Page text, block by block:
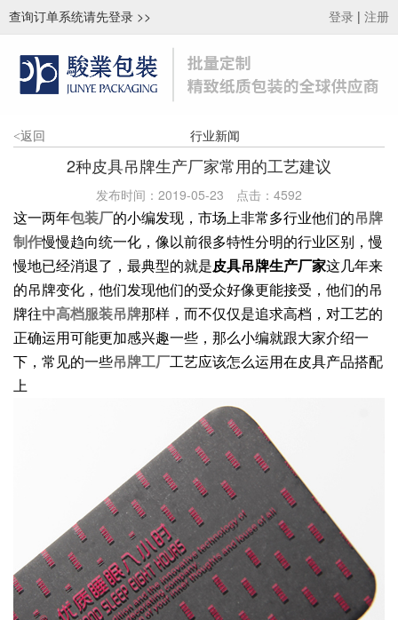
查询订单系统请先登录 >> 登录 | 注册
<返回 行业新闻
2种皮具吊牌生产厂家常用的工艺建议
发布时间：2019-05-23 点击： 4592
这一两年包装厂的小编发现，市场上非常多行业他们的吊牌
制作慢慢趋向统一化，像以前很多特性分明的行业区别，慢
慢地已经消退了，最典型的就是皮具吊牌生产厂家这几年来
的吊牌变化，他们发现他们的受众好像更能接受，他们的吊
牌往中高档服装吊牌那样，而不仅仅是追求高档，对工艺的
正确运用可能更加感兴趣一些，那么小编就跟大家介绍一
下，常见的一些吊牌工厂工艺应该怎么运用在皮具产品搭配
上